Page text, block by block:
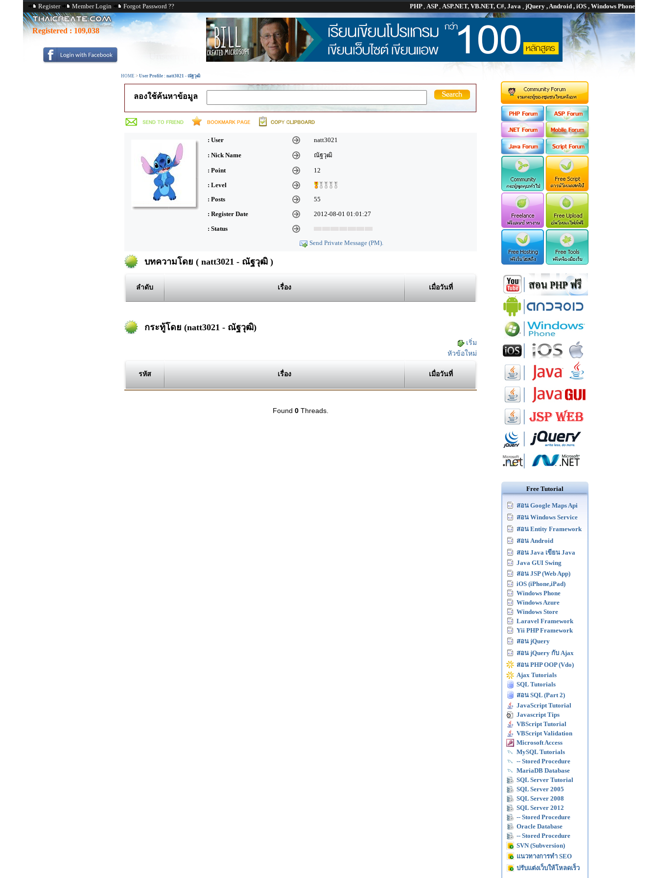
Register Member Login Forgot Password ?? PHP, ASP, ASP.NET, VB.NET, C#, Java , jQuery , Android , iOS , Windows Phone
Registered : 109,038
HOME > User Profile : natt3021 - ณัฐวุฒิ
ลองใช้ค้นหาข้อมูล
: User natt3021
: Nick Name ณัฐวุฒิ
: Point
12
: Level
: Posts
55
: Register Date
2012-08-01 01:01:27
: Status
Send Private Message (PM).
บทความโดย ( natt3021 - ณัฐวุฒิ )
ลำดับ เรื่อง เมื่อวันที่
กระทู้โดย (natt3021 - ณัฐวุฒิ)
เริ่ม
หัวข้อใหม่
รหัส เรื่อง เมื่อวันที่
Found 0 Threads.
Free Tutorial
สอน Google Maps Api
สอน Windows Service
สอน Entity Framework
สอน Android
สอน Java เขียน Java
Java GUI Swing
สอน JSP (Web App)
iOS (iPhone,iPad)
Windows Phone
Windows Azure
Windows Store
Laravel Framework
Yii PHP Framework
สอน jQuery
สอน jQuery กับ Ajax
สอน PHP OOP (Vdo)
Ajax Tutorials
SQL Tutorials
สอน SQL (Part 2)
JavaScript Tutorial
Javascript Tips
VBScript Tutorial
VBScript Validation
Microsoft Access
MySQL Tutorials
-- Stored Procedure
MariaDB Database
SQL Server Tutorial
SQL Server 2005
SQL Server 2008
SQL Server 2012
-- Stored Procedure
Oracle Database
-- Stored Procedure
SVN (Subversion)
แนวทางการทำ SEO
ปรับแต่งเว็บให้โหลดเร็ว